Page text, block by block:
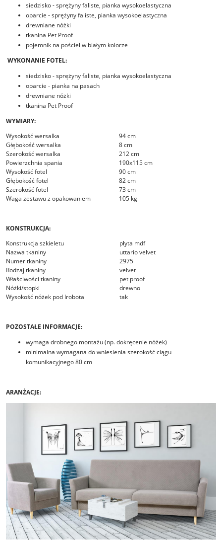
siedzisko - sprężyny faliste, pianka wysokoelastyczna
oparcie - sprężyny faliste, pianka wysokoelastyczna
drewniane nóżki
tkanina Pet Proof
pojemnik na pościel w białym kolorze
WYKONANIE FOTEL:
siedzisko - sprężyny faliste, pianka wysokoelastyczna
oparcie - pianka na pasach
drewniane nóżki
tkanina Pet Proof
WYMIARY:
Wysokość wersalka
94 cm
Głębokość wersalka
8 cm
Szerokość wersalka
212 cm
Powierzchnia spania
190x115 cm
Wysokość fotel
90 cm
Głębokość fotel
82 cm
Szerokość fotel
73 cm
Waga zestawu z opakowaniem
105 kg
KONSTRUKCJA:
Konstrukcja szkieletu
płyta mdf
Nazwa tkaniny
uttario velvet
Numer tkaniny
2975
Rodzaj tkaniny
velvet
Właściwości tkaniny
pet proof
Nóżki/stopki
drewno
Wysokość nóżek pod Irobota
tak
POZOSTAŁE INFORMACJE:
wymaga drobnego montażu (np. dokręcenie nóżek)
minimalna wymagana do wniesienia szerokość ciągu
komunikacyjnego 80 cm
ARANŻACJE: